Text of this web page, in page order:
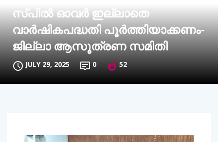
സ്പിൽ ഓവർ ഇല്ലാതെ
വാർഷികപദ്ധതി പൂർത്തിയാക്കണം-
ജില്ലാ ആസൂത്രണ സമിതി
JULY 29, 2025 0 52